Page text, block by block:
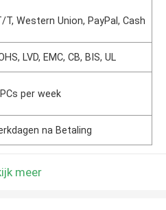
T, Western Union, PayPal, Cash
LVD, EMC, CB, BIS, UL
per week
na Betaling
meer